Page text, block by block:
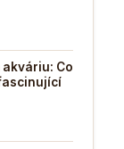
Co